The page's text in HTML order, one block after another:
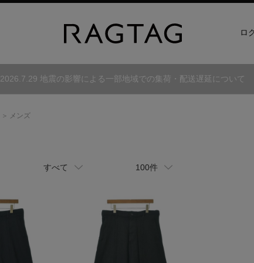
ロ
2026.7.29 地震の影響による一部地域での集荷・配送遅延について
メンズ
すべて 100件